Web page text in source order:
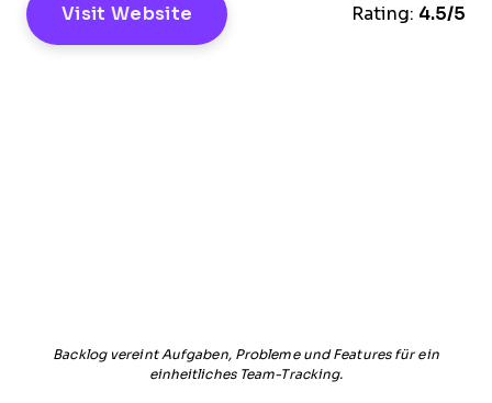
Visit Website Rating: 4.5/5
Backlog vereint Aufgaben, Probleme und Features für ein
einheitliches Team-Tracking.